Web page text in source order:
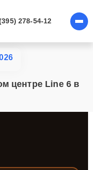
278-54-12
центре Line 6 в